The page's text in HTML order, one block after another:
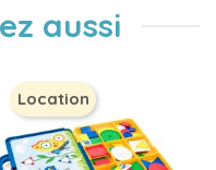
aussi
Location